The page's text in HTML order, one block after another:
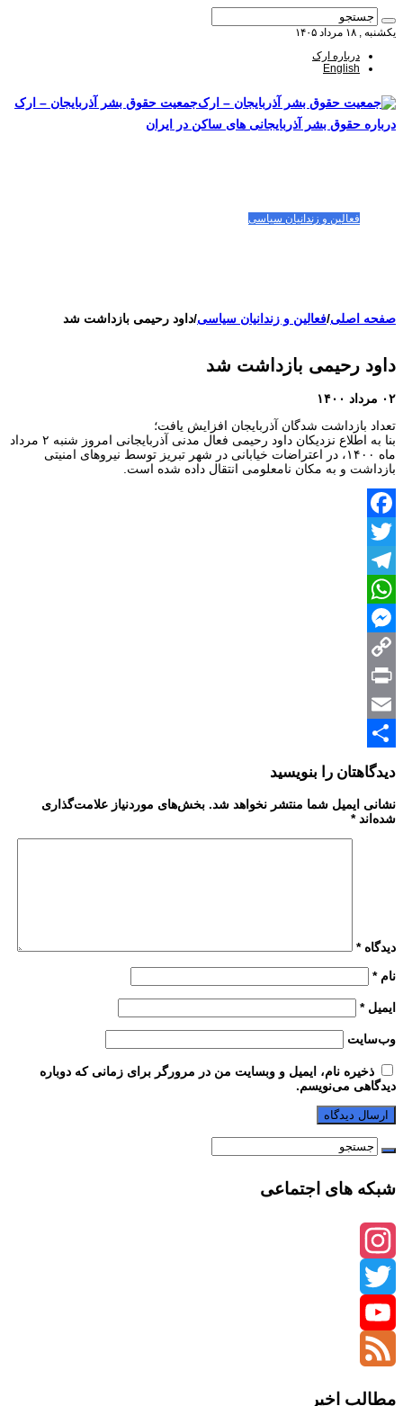
یکشنبه , ۱۸ مرداد ۱۴۰۵
درباره ارک
English
جمعیت حقوق بشر آذربایجان – ارک
درباره حقوق بشر آذربایجانی های ساکن در ایران
فعالین و زندانیان سیاسی
صفحه اصلی/فعالین و زندانیان سیاسی/داود رحیمی بازداشت‌ شد
داود رحیمی بازداشت‌ شد
۰۲ مرداد ۱۴۰۰
تعداد بازداشت‌ شدگان‌ آذربایجان افزایش یافت؛
بنا به اطلاع نزدیکان داود رحیمی فعال‌ مدنی‌ آذربایجانی‌ امروز شنبه ۲ مرداد
ماه ۱۴۰۰، در اعتراضات‌ خیابانی‌ در شهر تبریز‌ توسط نیروهای‌ امنیتی‌
بازداشت‌ و به مکان‌ نا‌معلومی‌ انتقال‌ داده‌ شده است.
Facebook
Twitter
Telegram
WhatsApp
Messenger
Copy
Link
Print
Email
Share
دیدگاهتان را بنویسید
نشانی ایمیل شما منتشر نخواهد شد. بخش‌های موردنیاز علامت‌گذاری
شده‌اند*
دیدگاه*
نام*
ایمیل*
وب‌سایت
ذخیره نام، ایمیل و وبسایت من در مرورگر برای زمانی که دوباره
دیدگاهی می‌نویسم.
شبکه های اجتماعی
Instagram
Twitter
YouTube
مطالب اخیر